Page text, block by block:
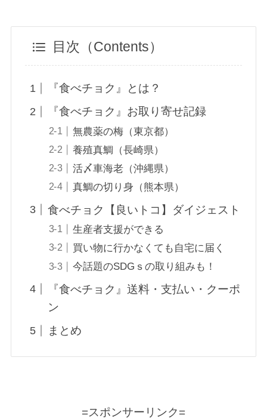
目次（Contents）
『食べチョク』とは？
『食べチョク』お取り寄せ記録
無農薬の梅（東京都）
養殖真鯛（長崎県）
活〆車海老（沖縄県）
真鯛の切り身（熊本県）
食べチョク【良いトコ】ダイジェスト
生産者支援ができる
買い物に行かなくても自宅に届く
今話題のSDGｓの取り組みも！
『食べチョク』送料・支払い・クーポ
ン
まとめ
=スポンサーリンク=